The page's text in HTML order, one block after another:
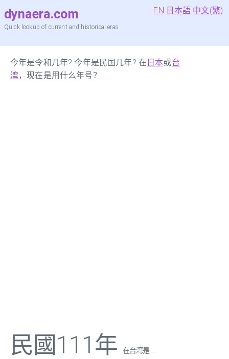
dynaera.com
Quick lookup of current and historical eras
EN 日本語 中文(繁)
今年是令和几年? 今年是民国几年? 在 日本或台
湾，现在是用什么年号？
民國111年 在台湾是 ...